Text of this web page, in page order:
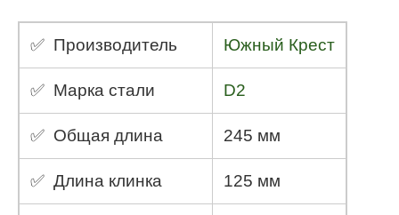
✅ Производитель Южный Крест
✅ Марка стали D2
✅ Общая длина 245 мм
✅ Длина клинка 125 мм